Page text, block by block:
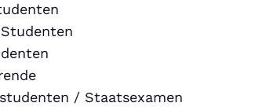
/ Staatsexamen